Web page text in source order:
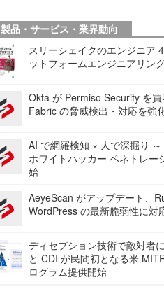
製品・サービス・業界動向
スリーシェイクのエンジニア
ットフォームエンジニアリン
Okta が Permiso Security を
Fabric の脅威検出・対応を強
AI で網羅検知 × 人で深掘り
ホワイトハッカー ペネトレー
始
AeyeScan がアップデート、
WordPress の最新脆弱性に対
ディセプション技術で敵対者
と CDI が民間初となる米
ログラム提供開始